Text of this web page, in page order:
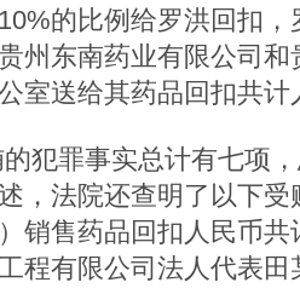
的比例给罗洪回扣
州东南药业有限公司
室送给其药品回扣共计
犯罪事实总计有七项
，法院还查明了以下
销售药品回扣人民币
程有限公司法人代表